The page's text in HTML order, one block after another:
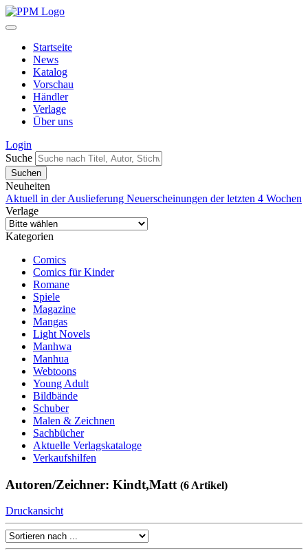
Startseite
News
Katalog
Vorschau
Händler
Verlage
Über uns
Login
Suche
Neuheiten
Aktuell in der Auslieferung Neuerscheinungen der letzten 4 Wochen
Verlage
Kategorien
Comics
Comics für Kinder
Romane
Spiele
Magazine
Mangas
Light Novels
Manhwa
Manhua
Webtoons
Young Adult
Bildbände
Schuber
Malen & Zeichnen
Sachbücher
Aktuelle Verlagskataloge
Verkaufshilfen
Autoren/Zeichner: Kindt,Matt (6 Artikel)
Druckansicht